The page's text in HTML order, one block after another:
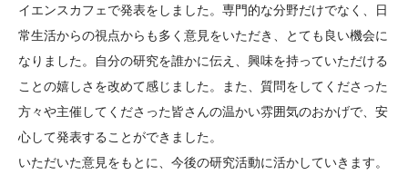
年報一覧 中谷財団レポート
ム
科学教育振興助成・
次世代理系人材育成プ
ログラム助成
アクセス よくあるご質問
サイトマップ 中谷財団アーカイブ
日本語 English マイページ
イエンスカフェで発表をしました。専門的な分野だけでなく、日
常生活からの視点からも多く意見をいただき、とても良い機会に
なりました。自分の研究を誰かに伝え、興味を持っていただける
ことの嬉しさを改めて感じました。また、質問をしてくださった
方々や主催してくださった皆さんの温かい雰囲気のおかげで、安
心して発表することができました。
いただいた意見をもとに、今後の研究活動に活かしていきます。